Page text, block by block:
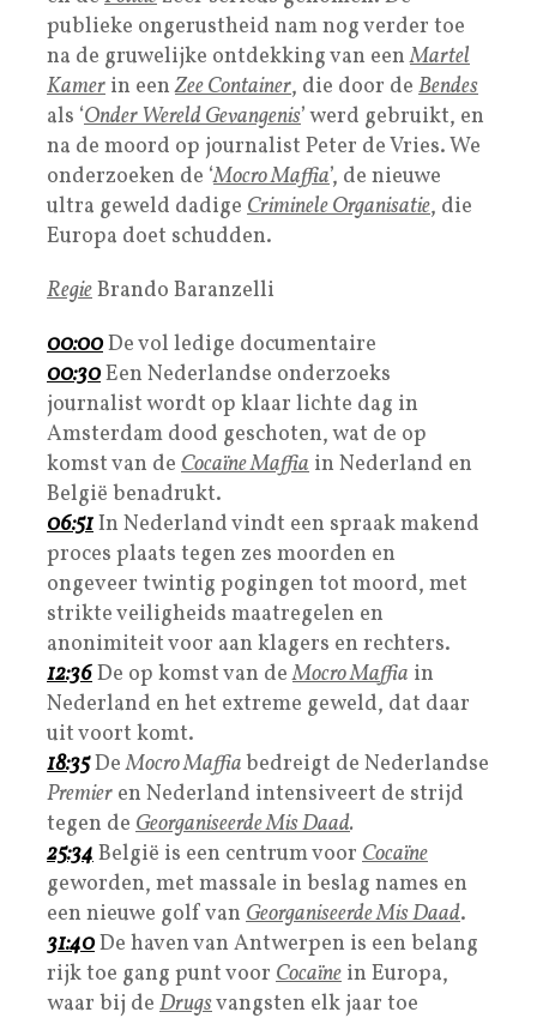
publieke ongerustheid nam nog verder toe
na de gruwelijke ontdekking van eenMartel
Kamer in eenZee Container, die door de Bendes
als ‘Onder Wereld Gevangenis’ werd gebruikt, en
na de moord op journalist Peter de Vries. We
onderzoeken de ‘Mocro Maffia’, de nieuwe
ultra geweld dadige Criminele Organisatie, die
Europa doet schudden.
RegieBrando Baranzelli
00:00De vol ledige documentaire
00:30Een Nederlandse onderzoeks
journalist wordt op klaar lichte dag in
Amsterdam dood geschoten, wat de op
komst van de Cocaïne Maffia in Nederland en
België benadrukt.
06:51In Nederland vindt een spraak makend
proces plaats tegen zes moorden en
ongeveer twintig pogingen tot moord, met
strikte veiligheids maatregelen en
anonimiteit voor aan klagers en rechters.
12:36De op komst van deMocro Maffia in
Nederland en het extreme geweld, dat daar
uit voort komt.
18:35DeMocro Maffiabedreigt de Nederlandse
Premier en Nederland intensiveert de strijd
tegen de Georganiseerde Mis Daad.
25:34België is een centrum voor Cocaïne
geworden, met massale in beslag names en
een nieuwe golf van Georganiseerde Mis Daad.
31:40De haven van Antwerpen is een belang
rijk toe gang punt voor Cocaïne in Europa,
waar bij de Drugsvangsten elk jaar toe